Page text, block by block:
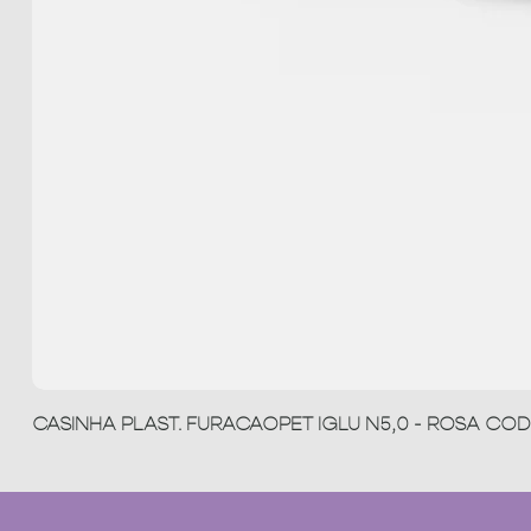
CASINHA PLAST. FURACAOPET IGLU N5,0 - ROSA COD